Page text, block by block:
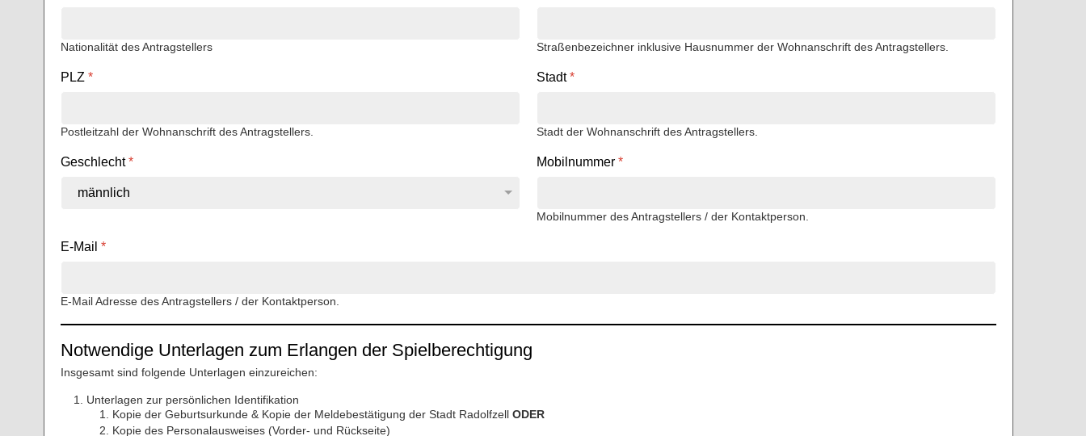
Nationalität des Antragstellers Straßenbezeichner inklusive Hausnummer der Wohnanschrift des Antragstellers.
PLZ *
Postleitzahl der Wohnanschrift des Antragstellers.
Stadt*
Stadt der Wohnanschrift des Antragstellers.
Geschlecht* Mobilnummer *
Mobilnummer des Antragstellers / der Kontaktperson.
E-Mail *
E-Mail Adresse des Antragstellers / der Kontaktperson.
Notwendige Unterlagen zum Erlangen der Spielberechtigung
Insgesamt sind folgende Unterlagen einzureichen:
Unterlagen zur persönlichen Identifikation
Kopie der Geburtsurkunde & Kopie der Meldebestätigung der Stadt Radolfzell ODER
Kopie des Personalausweises (Vorder- und Rückseite)